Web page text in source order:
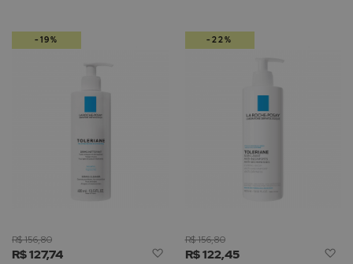
R$ 127,74
R$ 156,80
Adicionar
-19%
R$ 122,45
R$ 156,80
-22%